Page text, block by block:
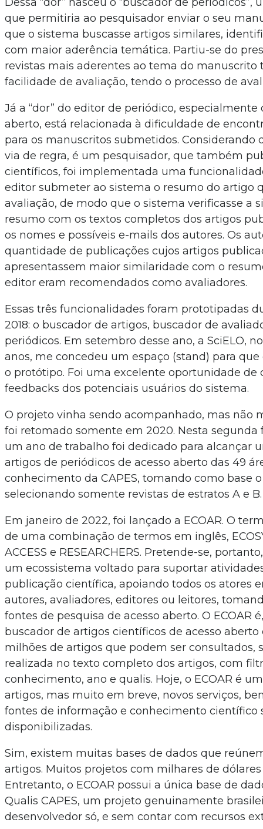
que permitiria ao pesquisador enviar o seu
que o sistema buscasse artigos similares,
com maior aderência temática. Partiu-se do
revistas mais aderentes ao tema do manuscrito
facilidade de avaliação, tendo o processo de
Já a “dor” do editor de periódico, especialmente
aberto, está relacionada à dificuldade de
para os manuscritos submetidos. Considerando
via de regra, é um pesquisador, que também
científicos, foi implementada uma
editor submeter ao sistema o resumo do artigo
avaliação, de modo que o sistema verificasse a
resumo com os textos completos dos artigos
os nomes e possíveis e-mails dos autores. Os
quantidade de publicações cujos artigos
apresentassem maior similaridade com o
editor eram recomendados como avaliadores.
Essas três funcionalidades foram prototipadas
2018: o buscador de artigos, buscador de
periódicos. Em setembro desse ano, a SciELO,
anos, me concedeu um espaço (stand) para
o protótipo. Foi uma excelente oportunidade de
feedbacks dos potenciais usuários do sistema.
O projeto vinha sendo acompanhado, mas não
foi retomado somente em 2020. Nesta segunda
um ano de trabalho foi dedicado para alcançar
artigos de periódicos de acesso aberto das 49
conhecimento da CAPES, tomando como base
selecionando somente revistas de estratos A e B.
Em janeiro de 2022, foi lançado a ECOAR. O
de uma combinação de termos em inglês,
ACCESS e RESEARCHERS. Pretende-se,
um ecossistema voltado para suportar
publicação científica, apoiando todos os atores
autores, avaliadores, editores ou leitores,
fontes de pesquisa de acesso aberto. O ECOAR
buscador de artigos científicos de acesso
milhões de artigos que podem ser consultados,
realizada no texto completo dos artigos, com
conhecimento, ano e qualis. Hoje, o ECOAR é
artigos, mas muito em breve, novos serviços,
fontes de informação e conhecimento científico
disponibilizadas.
Sim, existem muitas bases de dados que
artigos. Muitos projetos com milhares de
Entretanto, o ECOAR possui a única base de
Qualis CAPES, um projeto genuinamente
desenvolvedor só, e sem contar com recursos